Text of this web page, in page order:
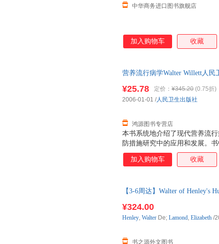
中华商务进口图书旗舰店
加入购物车 收藏
营养流行病学Walter Willett人民
本书系统地介绍了现代营养流
防措施研究中的应用和发展。
摄入的生化指标测量、身体测
些方法的重复性、正确性，以
管畸形以及维生素A与肺癌关
事流行病学、营养学、膳食学
病、老年病病因研究的研究人
¥25.78 定价： ¥345.20 (0.75折)
鸿源图书专营店
2006-01-01 /人民卫生出版社
加入购物车 收藏
【3-6周达】Walter of Henley's
¥324.00
书之源外文图书
Henley, Walter De; Lamond, Elizabeth /